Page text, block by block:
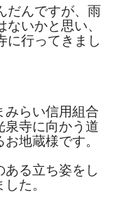
だんですが、雨
いかと思い、
に行ってきまし
みらい信用組合
泉寺に向かう道
お地蔵様です。
ある立ち姿をし
た。